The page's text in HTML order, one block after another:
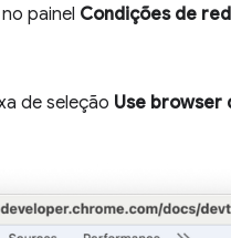
painel Condições de
de seleção Use browser